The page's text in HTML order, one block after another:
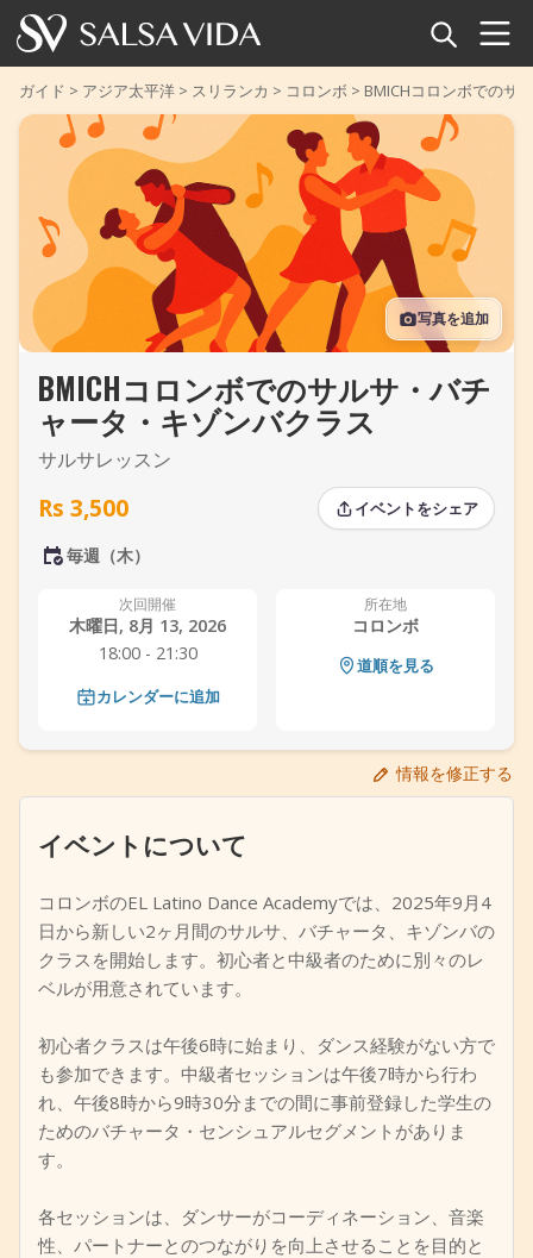
ホーム
イベント
ニュース
記事
動画
サルサ用語集
ショップ
TuneTempo
イベントを追加
ガイド > アジア太平洋 > スリランカ > コロンボ > BMICHコロンボでのサ
写真を追加
BMICHコロンボでのサルサ・バチ
ャータ・キゾンバクラス
サルサレッスン
Rs 3,500 イベントをシェア
毎週（木）
次回開催
木曜日, 8月 13, 2026
18:00 - 21:30
カレンダーに追加
所在地
コロンボ
道順を見る
情報を修正する
イベントについて
コロンボのEL Latino Dance Academyでは、2025年9月4
日から新しい2ヶ月間のサルサ、バチャータ、キゾンバの
クラスを開始します。初心者と中級者のために別々のレ
ベルが用意されています。
初心者クラスは午後6時に始まり、ダンス経験がない方で
も参加できます。中級者セッションは午後7時から行わ
れ、午後8時から9時30分までの間に事前登録した学生の
ためのバチャータ・センシュアルセグメントがありま
す。
各セッションは、ダンサーがコーディネーション、音楽
性、パートナーとのつながりを向上させることを目的と